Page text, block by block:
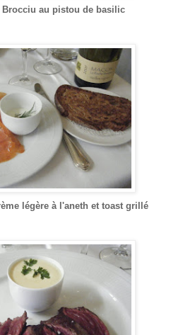
Brocciu au pistou de basilic
légère à l'aneth et toast grillé